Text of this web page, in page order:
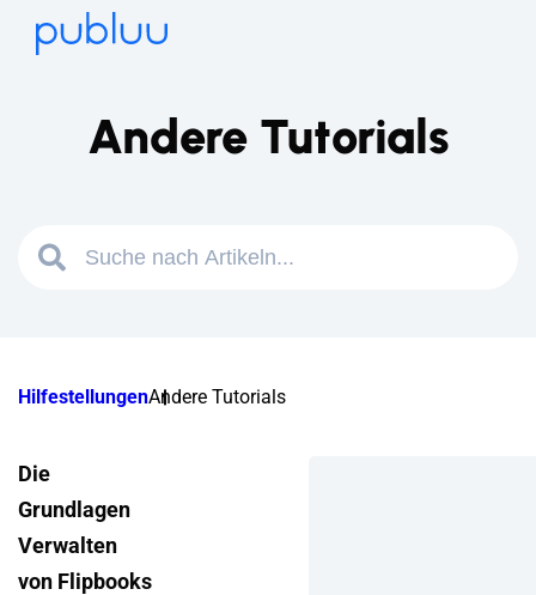
Andere Tutorials
HilfestellungenAndere Tutorials
Die
Grundlagen
Verwalten
von Flipbooks